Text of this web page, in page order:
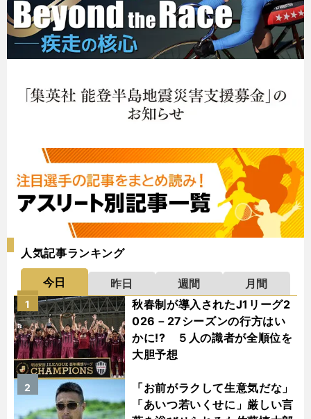
人気記事ランキング
今日 昨日 週間
月間
秋春制が導入されたJ1リーグ2
026－27シーズンの行方はい
かに!? ５人の識者が全順位を
大胆予想
1
「お前がラクして生意気だな」
「あいつ若いくせに」厳しい言
2